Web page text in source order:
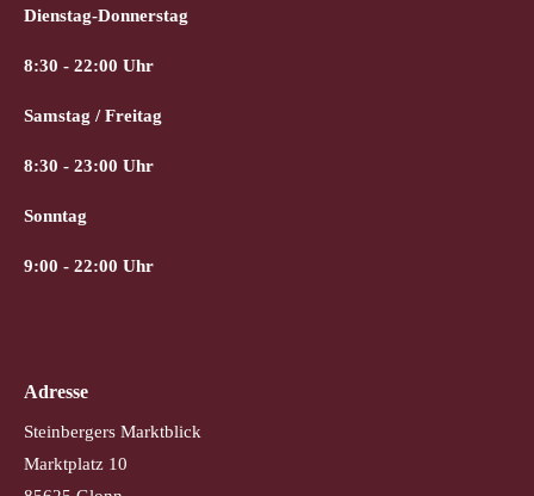
Dienstag-Donnerstag
8:30 - 22:00 Uhr
Samstag / Freitag
8:30 - 23:00 Uhr
Sonntag
9:00 - 22:00 Uhr
Adresse
Steinbergers Marktblick
Marktplatz 10